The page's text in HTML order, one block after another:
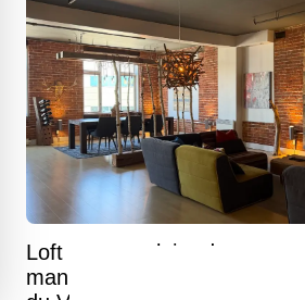
Loft spectaculaire dans une
manufacture de 1902 au